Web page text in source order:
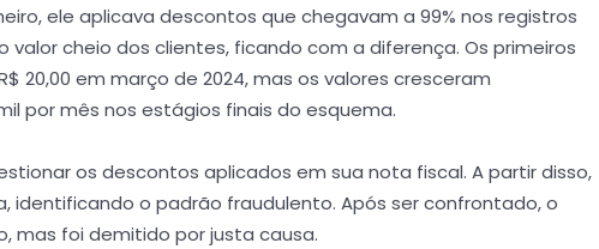
ele aplicava descontos que chegavam a 99% nos registros
cheio dos clientes, ficando com a diferença. Os primeiros
20,00 em março de 2024, mas os valores cresceram
por mês nos estágios finais do esquema.
os descontos aplicados em sua nota fiscal. A partir disso,
identificando o padrão fraudulento. Após ser confrontado, o
mas foi demitido por justa causa.